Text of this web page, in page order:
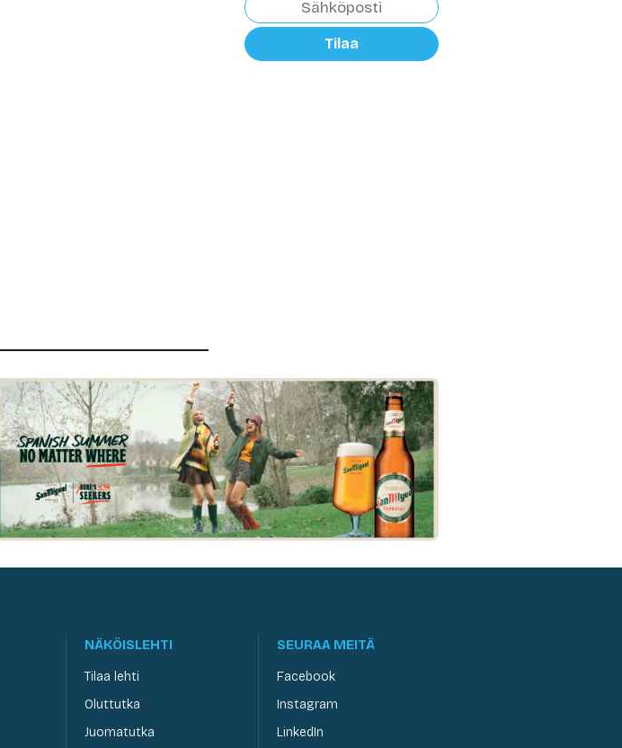
Tilaa
NÄKÖISLEHTI
Tilaa lehti
Oluttutka
Juomatutka
SEURAA MEITÄ
Facebook
Instagram
LinkedIn